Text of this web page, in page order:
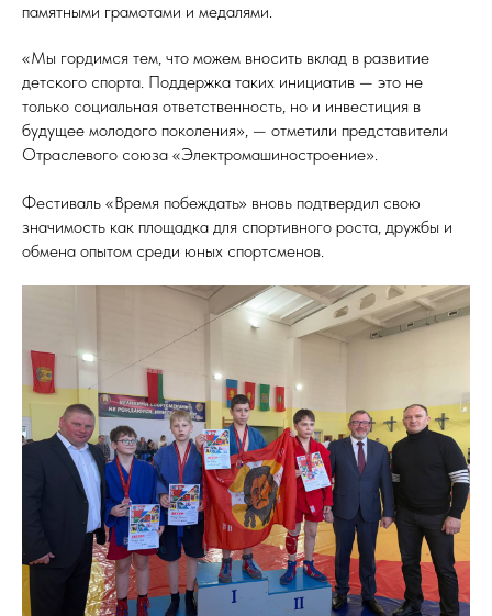
памятными грамотами и медалями.
«Мы гордимся тем, что можем вносить вклад в развитие
детского спорта. Поддержка таких инициатив — это не
только социальная ответственность, но и инвестиция в
будущее молодого поколения», — отметили представители
Отраслевого союза «Электромашиностроение».
Фестиваль «Время побеждать» вновь подтвердил свою
значимость как площадка для спортивного роста, дружбы и
обмена опытом среди юных спортсменов.